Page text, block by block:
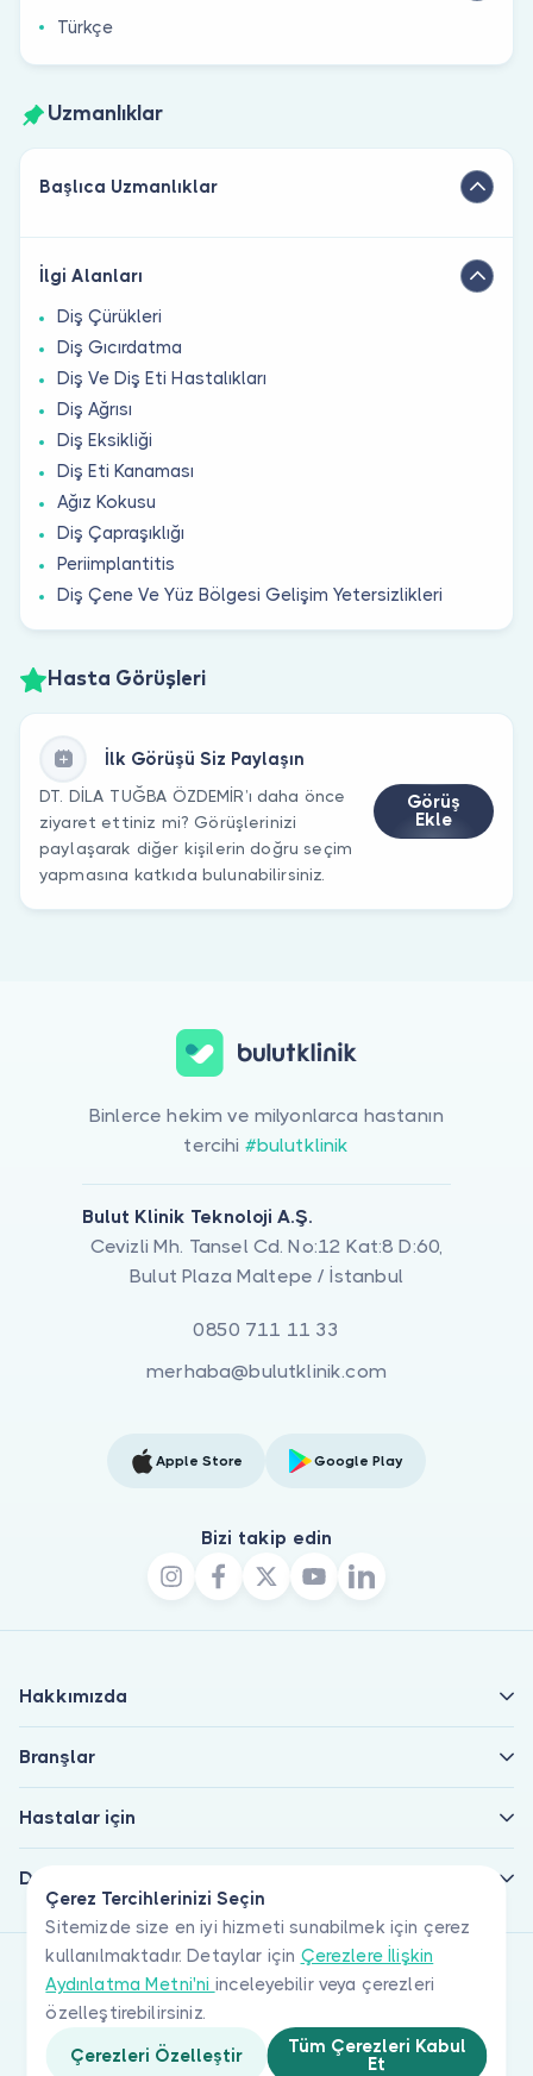
Türkçe
Uzmanlıklar
Başlıca Uzmanlıklar
İlgi Alanları
Diş Çürükleri
Diş Gıcırdatma
Diş Ve Diş Eti Hastalıkları
Diş Ağrısı
Diş Eksikliği
Diş Eti Kanaması
Ağız Kokusu
Diş Çapraşıklığı
Periimplantitis
Diş Çene Ve Yüz Bölgesi Gelişim Yetersizlikleri
Hasta Görüşleri
İlk Görüşü Siz Paylaşın
DT. DİLA TUĞBA ÖZDEMİR’ı daha önce
ziyaret ettiniz mi? Görüşlerinizi
paylaşarak diğer kişilerin doğru seçim
yapmasına katkıda bulunabilirsiniz.
Görüş
Ekle
Çerez Tercihlerinizi Seçin
Sitemizde size en iyi hizmeti sunabilmek için çerez
kullanılmaktadır. Detaylar için Çerezlere İlişkin
Aydınlatma Metni'ni inceleyebilir veya çerezleri
özelleştirebilirsiniz.
Çerezleri Özelleştir
Tüm Çerezleri Kabul
Et
Binlerce hekim ve milyonlarca hastanın
tercihi #bulutklinik
Bulut Klinik Teknoloji A.Ş.
Cevizli Mh. Tansel Cd. No:12 Kat:8 D:60,
Bulut Plaza Maltepe / İstanbul
0850 711 11 33
merhaba@bulutklinik.com
Apple Store Google Play
Bizi takip edin
Hakkımızda
Branşlar
Hastalar için
Doktorlar için